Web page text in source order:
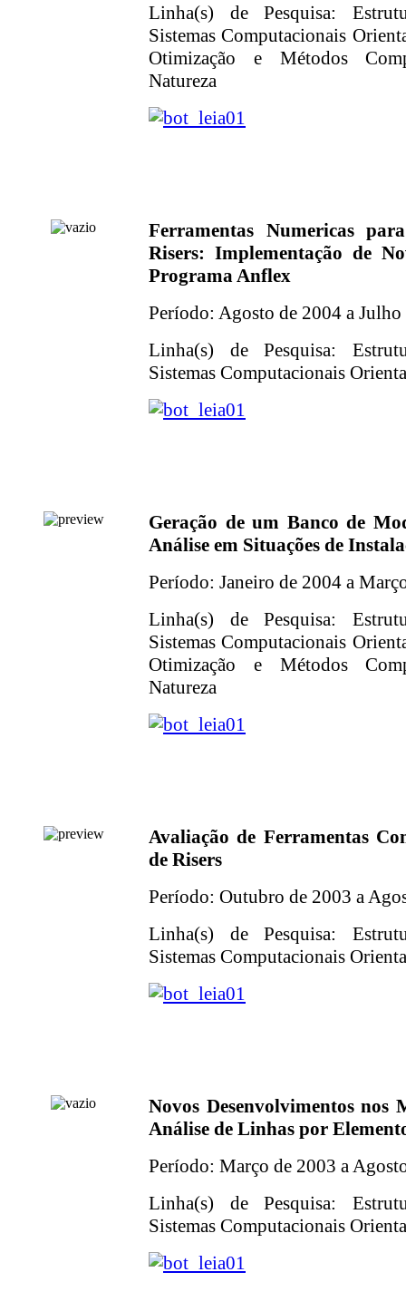
Linha(s) de Pesquisa:
Sistemas Computacionais
Otimização e Métodos
Natureza
Ferramentas Numericas
Risers: Implementação de
Programa Anflex
Período: Agosto de 2004 a
Linha(s) de Pesquisa:
Sistemas Computacionais
Geração de um Banco de
Análise em Situações de
Período: Janeiro de 2004 a
Linha(s) de Pesquisa:
Sistemas Computacionais
Otimização e Métodos
Natureza
Avaliação de Ferramentas
de Risers
Período: Outubro de 2003 a
Linha(s) de Pesquisa:
Sistemas Computacionais
Novos Desenvolvimentos nos
Análise de Linhas por
Período: Março de 2003 a
Linha(s) de Pesquisa:
Sistemas Computacionais